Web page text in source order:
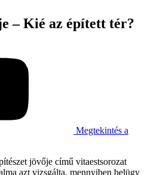
– Kié az épített tér?
Megtekintés a
jövője című vitaestsorozat
azt vizsgálta, mennyiben belügy